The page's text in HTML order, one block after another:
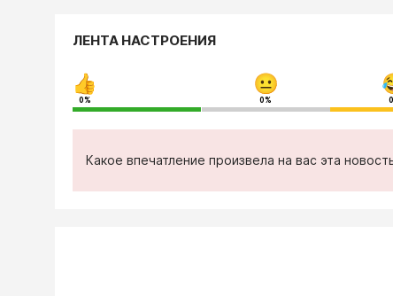
ЛЕНТА НАСТРОЕНИЯ
0% 0%
Какое впечатление произвела на вас эта